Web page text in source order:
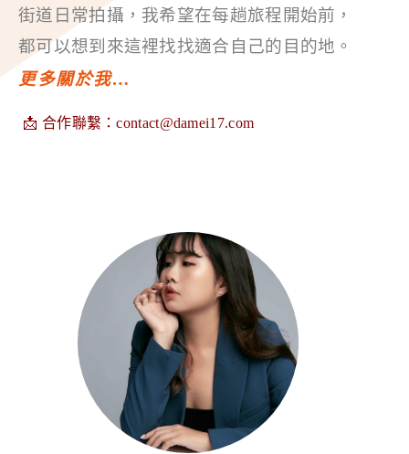
街道日常拍攝，我希望在每趟旅程開始前，
都可以想到來這裡找找適合自己的目的地。
更多關於我…
📩 合作聯繫：contact@damei17.com